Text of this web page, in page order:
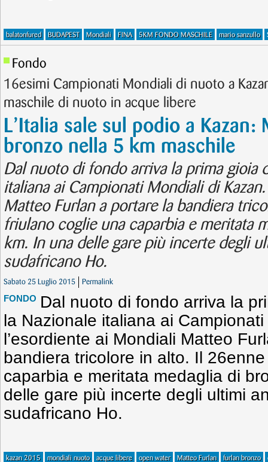
balatonfured BUDAPEST Mondiali FINA 5KM FONDO MASCHILE mario sanzullo
Fondo
16esimi Campionati Mondiali di nuoto a
maschile di nuoto in acque libere
L’Italia sale sul podio a Kazan:
bronzo nella 5 km maschile
Dal nuoto di fondo arriva la prima gioia
italiana ai Campionati Mondiali di
Matteo Furlan a portare la bandiera
friulano coglie una caparbia e meritata
km. In una delle gare più incerte degli
sudafricano Ho.
Sabato 25 Luglio 2015 Permalink
FONDO Dal nuoto di fondo arriva la
la Nazionale italiana ai
l’esordiente ai Mondiali Matteo
bandiera tricolore in alto. Il
caparbia e meritata medaglia di
delle gare più incerte degli ultimi
sudafricano Ho.
kazan 2015 mondiali nuoto acque libere open water Matteo Furlan furlan bronzo